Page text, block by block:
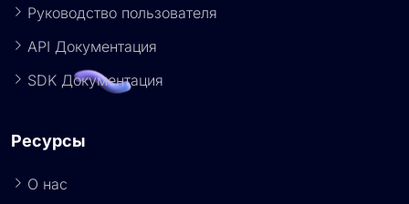
Руководство пользователя
API Документация
SDK Документация
Ресурсы
О нас